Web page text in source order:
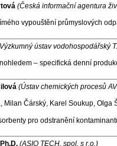
(Česká informační agentura
vypouštění průmyslových
ústav vodohospodářský
– specifická denní
(Ústav chemických procesů AV
Milan Čárský, Karel Soukup, Olga
pro odstranění
(ASIO TECH, spol. s r.o.)